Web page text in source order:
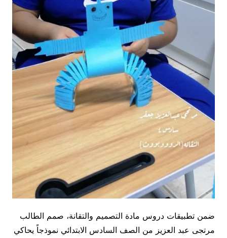
ضمن تطبيقات دروس مادة التصميم والتقانة، صمم الطالب
مرتجى عبد العزيز من الصف السادس الابتدائي نموذجاً يحاكي